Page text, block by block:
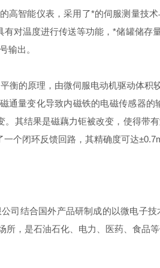
高智能仪表，采用了*的伺服测量技
对温度进行传送等功能，*储罐储
输出。
衡的原理，由微伺服电动机驱动体
通量变化导致内磁铁的电磁传感器
其结果是磁藕力钜被改变，使得
个闭环反馈回路，其精确度可达
司结合国外产品研制成的以微电子
，是石油石化、电力、医药、食品